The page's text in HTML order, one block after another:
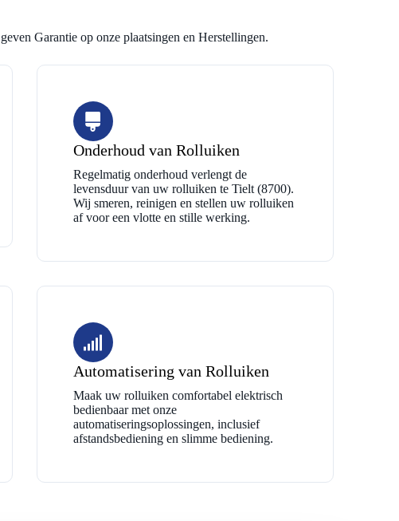
Garantie op onze plaatsingen en Herstellingen.
Onderhoud van Rolluiken
Regelmatig onderhoud verlengt de
levensduur van uw rolluiken te Tielt (8700).
Wij smeren, reinigen en stellen uw rolluiken
af voor een vlotte en stille werking.
Automatisering van Rolluiken
Maak uw rolluiken comfortabel elektrisch
bedienbaar met onze
automatiseringsoplossingen, inclusief
afstandsbediening en slimme bediening.